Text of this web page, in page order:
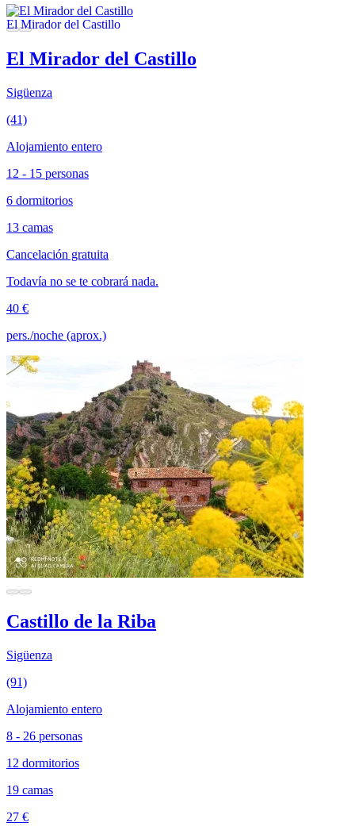
El Mirador del Castillo
Sigüenza
(41)
Alojamiento entero
12 - 15 personas
6 dormitorios
13 camas
Cancelación gratuita
Todavía no se te cobrará nada.
40 €
pers./noche (aprox.)
Castillo de la Riba
Sigüenza
(91)
Alojamiento entero
8 - 26 personas
12 dormitorios
19 camas
27 €